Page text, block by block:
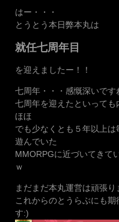
はー・・・
とうとう本日弊本丸は
就任七周年目
を迎えましたー！！
七周年・・・感慨深いです
七周年を迎えたといって
ほほ
でも少なくとも５年以上は
遊んでいた
MMORPGに近づいてきて
ｗ
まだまだ本丸運営は頑張り
これからのとうらぶにも
す:)